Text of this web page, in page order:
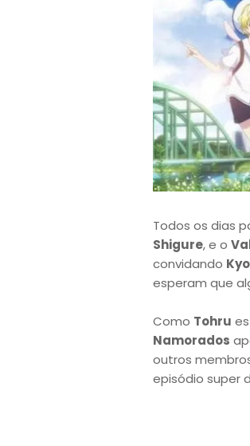
Todos os dias
Shigure, e o
convidando Kyo
esperam que
Como Tohru
Namorados
outros
episódio super